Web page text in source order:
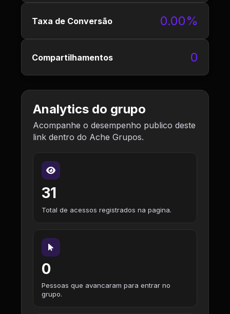
Taxa de Conversão 0.00%
Compartilhamentos 0
Analytics do grupo
Acompanhe o desempenho publico deste
link dentro do Ache Grupos.
31
Total de acessos registrados na pagina.
0
Pessoas que avancaram para entrar no
grupo.